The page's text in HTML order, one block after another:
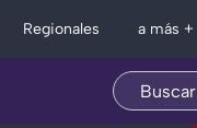
Regionales a más +